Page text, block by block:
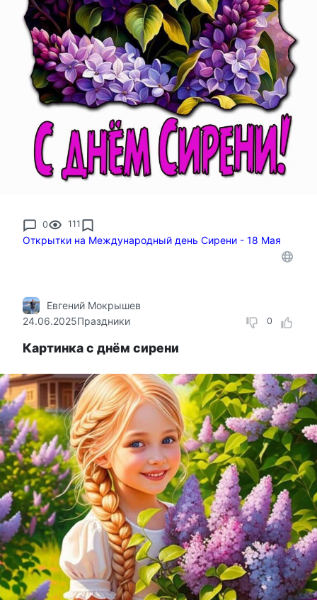
0 111
Открытки на Международный день Сирени - 18 Мая
0
Евгений Мокрышев
24.06.2025Праздники
Картинка с днём сирени